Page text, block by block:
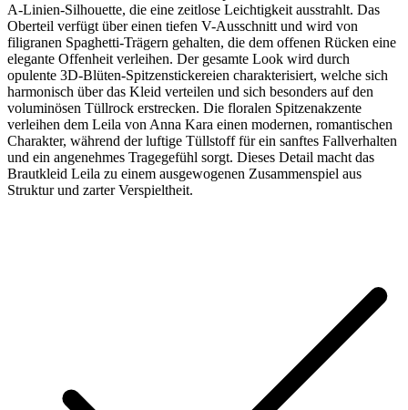
A-Linien-Silhouette, die eine zeitlose Leichtigkeit ausstrahlt. Das
Oberteil verfügt über einen tiefen V-Ausschnitt und wird von
filigranen Spaghetti-Trägern gehalten, die dem offenen Rücken eine
elegante Offenheit verleihen. Der gesamte Look wird durch
opulente 3D-Blüten-Spitzenstickereien charakterisiert, welche sich
harmonisch über das Kleid verteilen und sich besonders auf den
voluminösen Tüllrock erstrecken. Die floralen Spitzenakzente
verleihen dem Leila von Anna Kara einen modernen, romantischen
Charakter, während der luftige Tüllstoff für ein sanftes Fallverhalten
und ein angenehmes Tragegefühl sorgt. Dieses Detail macht das
Brautkleid Leila zu einem ausgewogenen Zusammenspiel aus
Struktur und zarter Verspieltheit.